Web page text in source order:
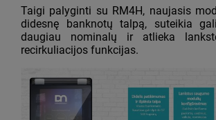
Taigi palyginti su RM4H, naujasis
didesnę banknotų talpą, suteikia
daugiau nominalų ir atlieka
recirkuliacijos funkcijas.